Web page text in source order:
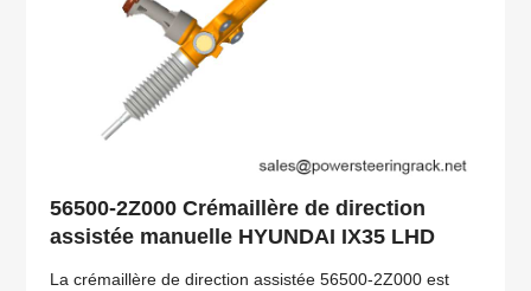
56500-2Z000 Crémaillère de direction
assistée manuelle HYUNDAI IX35 LHD
La crémaillère de direction assistée 56500-2Z000 est